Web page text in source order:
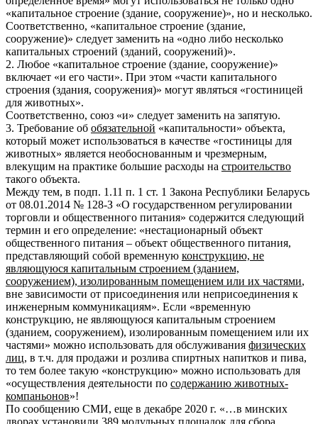
«капитальное строение (здание, сооружение)», но и несколько.
Соответственно, «капитальное строение (здание,
сооружение)» следует заменить на «одно либо несколько
капитальных строений (зданий, сооружений)».
2. Любое «капитальное строение (здание, сооружение)»
включает «и его части». При этом «части капитального
строения (здания, сооружения)» могут являться «гостиницей
для животных».
Соответственно, союз «и» следует заменить на запятую.
3. Требование об обязательной «капитальности» объекта,
который может использоваться в качестве «гостиницы для
животных» является необоснованным и чрезмерным,
влекущим на практике большие расходы на строительство
такого объекта.
Между тем, в подп. 1.11 п. 1 ст. 1 Закона Республики Беларусь
от 08.01.2014 № 128-З «О государственном регулировании
торговли и общественного питания» содержится следующий
термин и его определение: «нестационарный объект
общественного питания – объект общественного питания,
представляющий собой временную конструкцию, не
являющуюся капитальным строением (зданием,
сооружением), изолированным помещением или их частями,
вне зависимости от присоединения или неприсоединения к
инженерным коммуникациям». Если «временную
конструкцию, не являющуюся капитальным строением
(зданием, сооружением), изолированным помещением или их
частями» можно использовать для обслуживания физических
лиц, в т.ч. для продажи и розлива спиртных напитков и пива,
то тем более такую «конструкцию» можно использовать для
«осуществления деятельности по содержанию животных-
компаньонов»!
По сообщению СМИ, еще в декабре 2020 г. «…в минских
дворах установили 389 модульных площадок для сбора